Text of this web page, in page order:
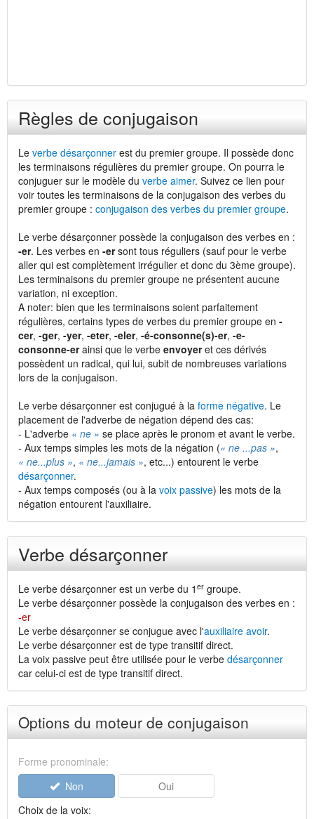
Règles de conjugaison
Le verbe désarçonner est du premier groupe. Il possède donc
les terminaisons régulières du premier groupe. On pourra le
conjuguer sur le modèle du verbe aimer. Suivez ce lien pour
voir toutes les terminaisons de la conjugaison des verbes du
premier groupe : conjugaison des verbes du premier groupe.
Le verbe désarçonner possède la conjugaison des verbes en :
-er. Les verbes en -ersont tous réguliers (sauf pour le verbe
aller qui est complètement irrégulier et donc du 3ème groupe).
Les terminaisons du premier groupe ne présentent aucune
variation, ni exception.
A noter: bien que les terminaisons soient parfaitement
régulières, certains types de verbes du premier groupe en -
cer, -ger, -yer, -eter, -eler, -é-consonne(s)-er, -e-
consonne-erainsi que le verbe envoyeret ces dérivés
possèdent un radical, qui lui, subit de nombreuses variations
lors de la conjugaison.
Le verbe désarçonner est conjugué à la forme négative. Le
placement de l'adverbe de négation dépend des cas:
- L'adverbe « ne » se place après le pronom et avant le verbe.
- Aux temps simples les mots de la négation (« ne ...pas »,
« ne...plus », « ne...jamais », etc...) entourent le verbe
désarçonner.
- Aux temps composés (ou à la voix passive) les mots de la
négation entourent l'auxiliaire.
Verbe désarçonner
Le verbe désarçonner est un verbe du 1 er groupe.
Le verbe désarçonner possède la conjugaison des verbes en :
-er
Le verbe désarçonner se conjugue avec l'auxiliaire avoir.
Le verbe désarçonner est de type transitif direct.
La voix passive peut être utilisée pour le verbe désarçonner
car celui-ci est de type transitif direct.
Options du moteur de conjugaison
Forme pronominale:
Non
Oui
Choix de la voix: